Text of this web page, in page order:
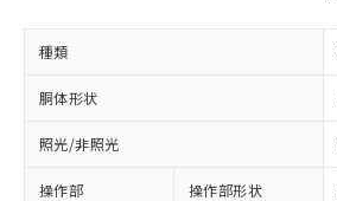
種類
胴体形状
照光/非照光
操作部 操作部形状